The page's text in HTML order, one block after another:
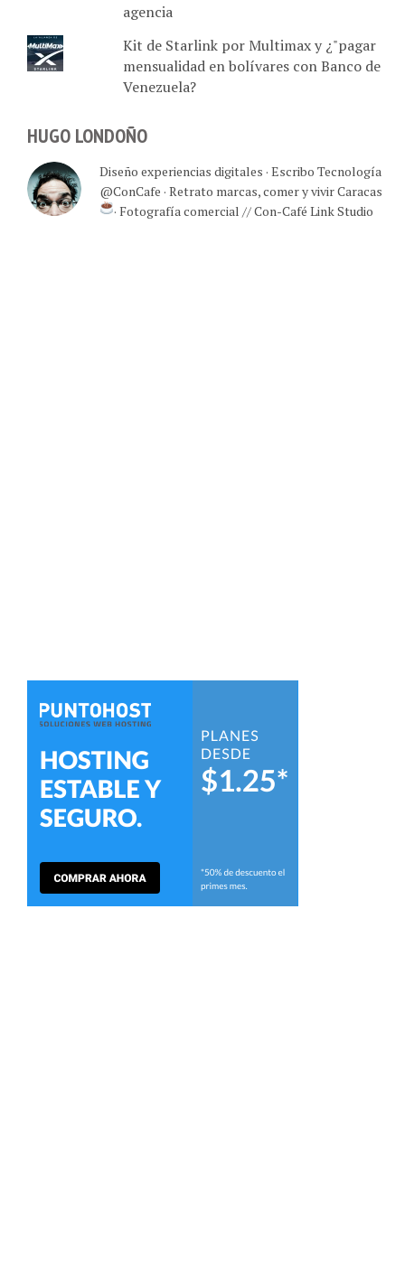
Kit de Starlink por Multimax y ¿"pagar
mensualidad en bolívares con Banco de
Venezuela?
@ConCafe · Retrato marcas, comer y vivir Caracas
· Fotografía comercial // Con-Café Link Studio